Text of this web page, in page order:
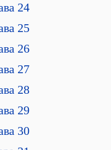
24
25
26
27
28
29
30